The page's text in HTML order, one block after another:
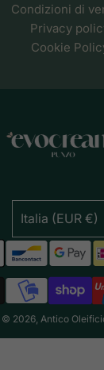
Condizioni di
Privacy
Cookie
Italia (EUR €)
© 2026, Antico